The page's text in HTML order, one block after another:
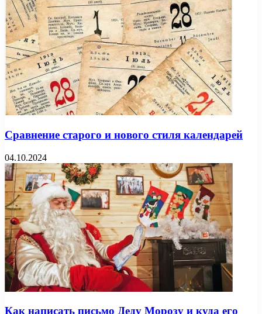
Сравнение старого и нового стиля календарей
04.10.2024
Как написать письмо Деду Морозу и куда его